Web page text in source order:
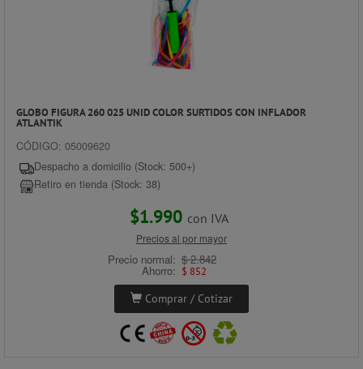
GLOBO FIGURA 260 025 UNID COLOR SURTIDOS CON INFLADOR
ATLANTIK
CÓDIGO: 05009620
Despacho a domicilio (Stock: 500+)
Retiro en tienda (Stock: 38)
$1.990 con IVA
Precios al por mayor
Precio normal: $ 2.842
Ahorro: $ 852
Comprar / Cotizar